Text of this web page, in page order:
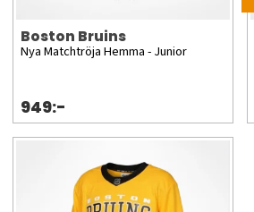
Boston Bruins
Nya Matchtröja Hemma - Junior
949:-